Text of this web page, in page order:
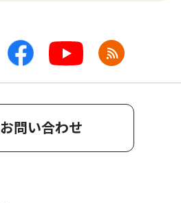
お問い合わせ